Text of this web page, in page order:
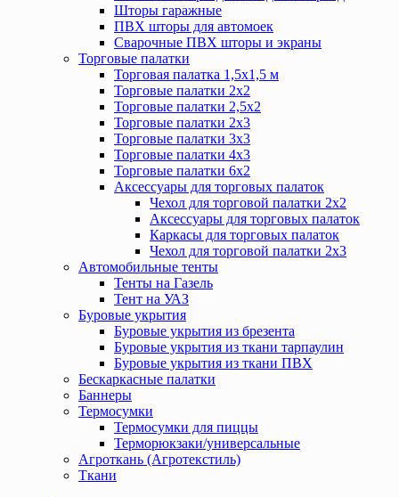
Шторы гаражные
ПВХ шторы для автомоек
Сварочные ПВХ шторы и экраны
Торговые палатки
Торговая палатка 1,5х1,5 м
Торговые палатки 2х2
Торговые палатки 2,5х2
Торговые палатки 2х3
Торговые палатки 3х3
Торговые палатки 4х3
Торговые палатки 6х2
Аксессуары для торговых палаток
Чехол для торговой палатки 2х2
Аксессуары для торговых палаток
Каркасы для торговых палаток
Чехол для торговой палатки 2х3
Автомобильные тенты
Тенты на Газель
Тент на УАЗ
Буровые укрытия
Буровые укрытия из брезента
Буровые укрытия из ткани тарпаулин
Буровые укрытия из ткани ПВХ
Бескаркасные палатки
Баннеры
Термосумки
Термосумки для пиццы
Терморюкзаки/универсальные
Агроткань (Агротекстиль)
Ткани